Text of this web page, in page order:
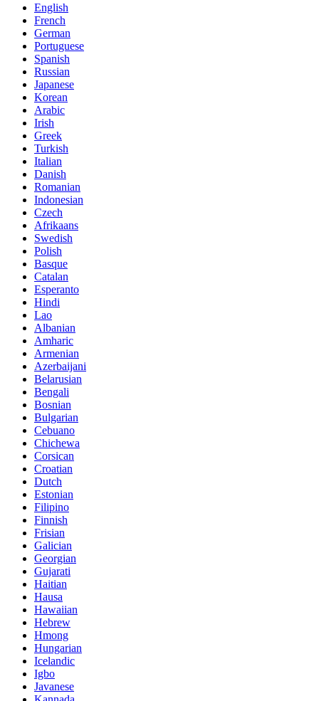
English
French
German
Portuguese
Spanish
Russian
Japanese
Korean
Arabic
Irish
Greek
Turkish
Italian
Danish
Romanian
Indonesian
Czech
Afrikaans
Swedish
Polish
Basque
Catalan
Esperanto
Hindi
Lao
Albanian
Amharic
Armenian
Azerbaijani
Belarusian
Bengali
Bosnian
Bulgarian
Cebuano
Chichewa
Corsican
Croatian
Dutch
Estonian
Filipino
Finnish
Frisian
Galician
Georgian
Gujarati
Haitian
Hausa
Hawaiian
Hebrew
Hmong
Hungarian
Icelandic
Igbo
Javanese